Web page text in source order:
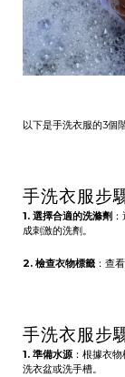
以下是手洗衣服的3個
手洗衣服步
1. 選擇合適的洗滌劑
成刺激的洗劑。
2. 檢查衣物標籤 ：查
手洗衣服步
1. 準備水源 ：根據衣
洗衣盆或洗手槽。